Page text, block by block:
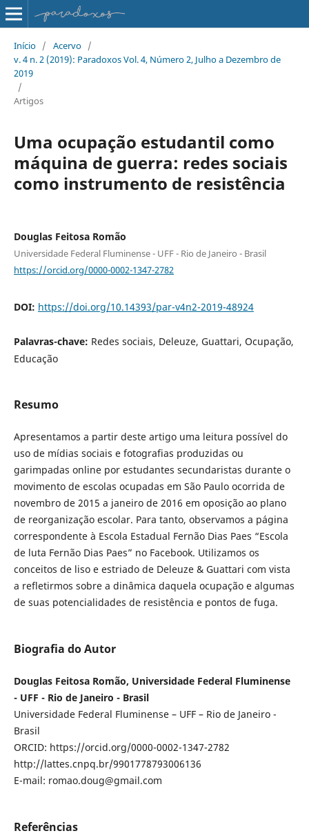
Início / Acervo /
v. 4 n. 2 (2019): Paradoxos Vol. 4, Número 2, Julho a Dezembro de
2019
/
Artigos
Uma ocupação estudantil como
máquina de guerra: redes sociais
como instrumento de resistência
Douglas Feitosa Romão
Universidade Federal Fluminense - UFF - Rio de Janeiro - Brasil
https://orcid.org/0000-0002-1347-2782
DOI: https://doi.org/10.14393/par-v4n2-2019-48924
Palavras-chave: Redes sociais, Deleuze, Guattari, Ocupação,
Educação
Resumo
Apresentamos a partir deste artigo uma leitura possível do
uso de mídias sociais e fotografias produzidas ou
garimpadas online por estudantes secundaristas durante o
movimento de escolas ocupadas em São Paulo ocorrida de
novembro de 2015 a janeiro de 2016 em oposição ao plano
de reorganização escolar. Para tanto, observamos a página
correspondente à Escola Estadual Fernão Dias Paes “Escola
de luta Fernão Dias Paes” no Facebook. Utilizamos os
conceitos de liso e estriado de Deleuze & Guattari com vista
a refletirmos sobre a dinâmica daquela ocupação e algumas
de suas potencialidades de resistência e pontos de fuga.
Biografia do Autor
Douglas Feitosa Romão, Universidade Federal Fluminense
- UFF - Rio de Janeiro - Brasil
Universidade Federal Fluminense – UFF – Rio de Janeiro -
Brasil
ORCID: https://orcid.org/0000-0002-1347-2782
http://lattes.cnpq.br/9901778793006136
E-mail: romao.doug@gmail.com
Referências